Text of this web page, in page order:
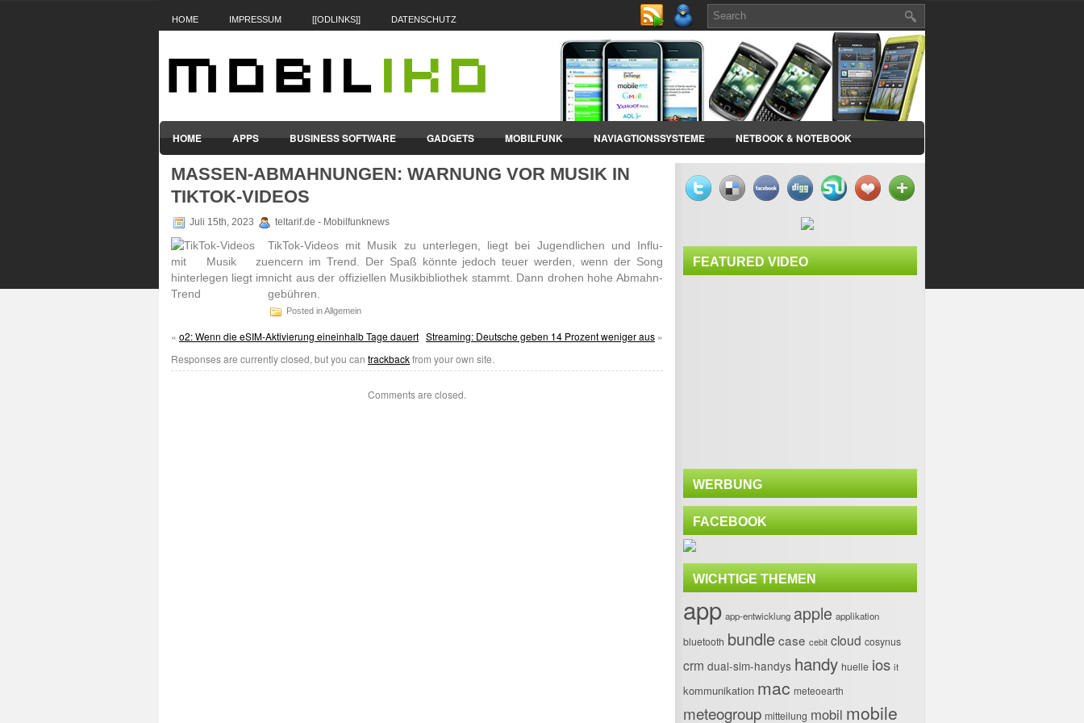
HOME IMPRESSUM [[ODLINKS]] DATENSCHUTZ
HOME APPS BUSINESS SOFTWARE GADGETS MOBILFUNK NAVIAGTIONSSYSTEME NETBOOK & NOTEBOOK
SMARTPHONES & HANDYS TABLET-PCS VERTRÄGE & TARIFE
MASSEN-ABMAHNUNGEN: WARNUNG VOR MUSIK IN
TIKTOK-VIDEOS
Juli 15th, 2023 teltarif.de - Mobilfunknews
TikTok-Videos mit Musik zu unter­legen, liegt bei Jugend­lichen und Influ­
encern im Trend. Der Spaß könnte jedoch teuer werden, wenn der Song
nicht aus der offi­ziellen Musik­biblio­thek stammt. Dann drohen hohe Abmahn­
gebühren.
Posted in Allgemein
« o2: Wenn die eSIM-Aktivierung eineinhalb Tage dauert Streaming: Deutsche geben 14 Prozent weniger aus »
Responses are currently closed, but you can trackbackfrom your own site.
Comments are closed.
FEATURED VIDEO
WERBUNG
FACEBOOK
WICHTIGE THEMEN
app app-entwicklung apple applikation
bluetooth bundlecase cebit cloud cosynus
crm dual-sim-handys handy huelle ios it
kommunikation mac meteoearth
meteogroup mitteilung mobil mobile